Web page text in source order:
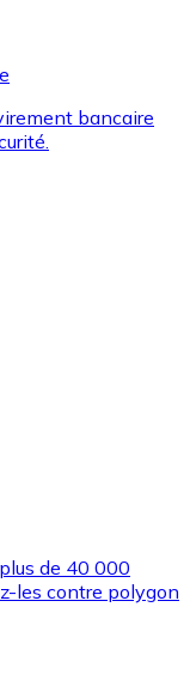
pour acheter
marques
bancaire
de 40 000
les contre polygon